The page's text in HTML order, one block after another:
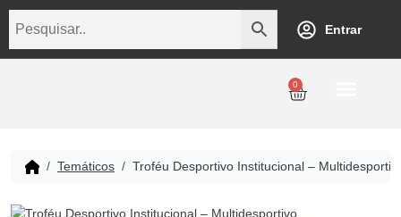
Entrar
0
Temáticos Troféu Desportivo Institucional –